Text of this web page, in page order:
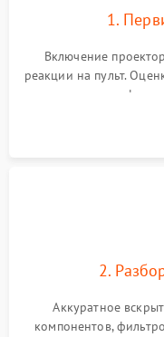
1.
Включение
реакции на пульт.
наличия
системы
2.
Аккуратное
компонентов,